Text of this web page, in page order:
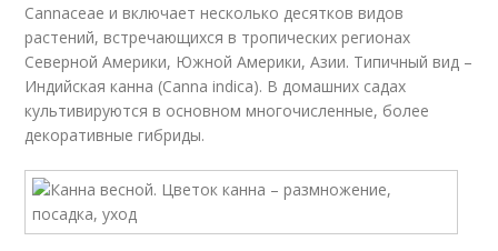
Cannaceae и включает несколько десятков видов
растений, встречающихся в тропических регионах
Северной Америки, Южной Америки, Азии. Типичный вид –
Индийская канна (Canna indica). В домашних садах
культивируются в основном многочисленные, более
декоративные гибриды.